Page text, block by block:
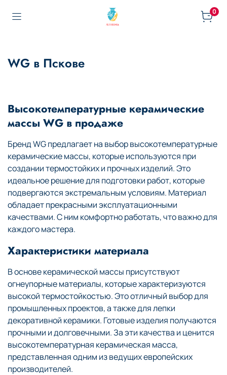
0
WG в Пскове
Высокотемпературные керамические
массы WG в продаже
Бренд WG предлагает на выбор высокотемпературные
керамические массы, которые используются при
создании термостойких и прочных изделий. Это
идеальное решение для подготовки работ, которые
подвергаются экстремальным условиям. Материал
обладает прекрасными эксплуатационными
качествами. С ним комфортно работать, что важно для
каждого мастера.
Характеристики материала
В основе керамической массы присутствуют
огнеупорные материалы, которые характеризуются
высокой термостойкостью. Это отличный выбор для
промышленных проектов, а также для лепки
декоративной керамики. Готовые изделия получаются
прочными и долговечными. За эти качества и ценится
высокотемпературная керамическая масса,
представленная одним из ведущих европейских
производителей.